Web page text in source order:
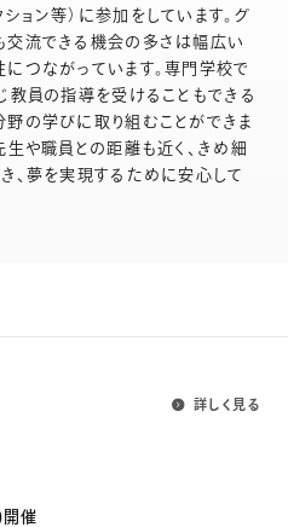
ョン等）に参加をしています。グ
流できる機会の多さは幅広い
つながっています。専門学校で
教員の指導を受けることもできる
の学びに取り組むことができま
生や職員との距離も近く、きめ細
、夢を実現するために安心して
詳しく見る
催